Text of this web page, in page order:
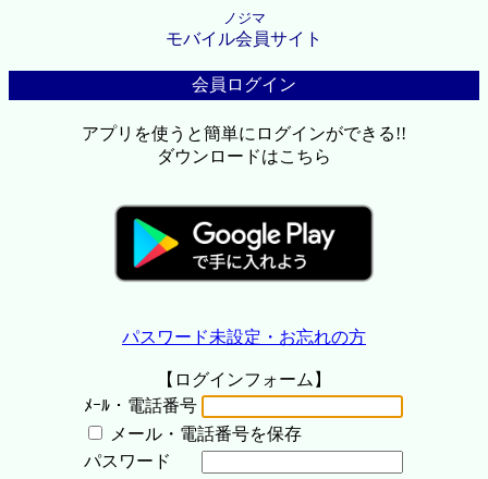
ノジマ
モバイル会員サイト
会員ログイン
アプリを使うと簡単にログインができる!!
ダウンロードはこちら
パスワード未設定・お忘れの方
【ログインフォーム】
ﾒｰﾙ・電話番号
メール・電話番号を保存
パスワード